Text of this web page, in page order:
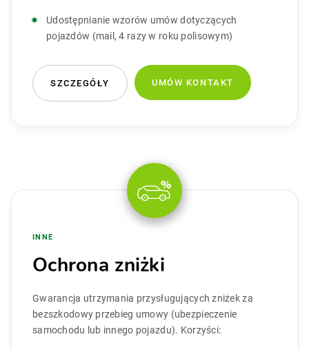
Udostępnianie wzorów umów dotyczących
pojazdów (mail, 4 razy w roku polisowym)
SZCZEGÓŁY UMÓW KONTAKT
INNE
Ochrona zniżki
Gwarancja utrzymania przysługujących zniżek za
bezszkodowy przebieg umowy (ubezpieczenie
samochodu lub innego pojazdu). Korzyści: